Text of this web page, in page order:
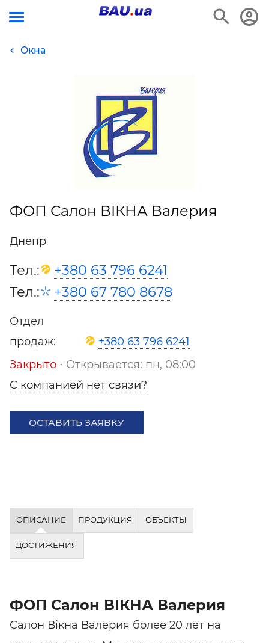
Окна
ФОП Салон ВIКНА Валерия
Днепр
Тел.:
+380 63 796 6241
Тел.:
+380 67 780 8678
Отдел
продаж:
+380 63 796 6241
Закрыто ⋅ Открывается: пн, 08:00
С компанией нет связи?
ОСТАВИТЬ ЗАЯВКУ
ОПИСАНИЕ ПРОДУКЦИЯ ОБЪЕКТЫ
ДОСТИЖЕНИЯ
ФОП Салон ВIКНА Валерия
Салон Вiкна Валерия более 20 лет на